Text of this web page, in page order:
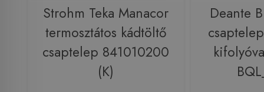
Strohm Teka Manacor
termosztátos kádtöltő
csaptelep 841010200
(K)
Deante